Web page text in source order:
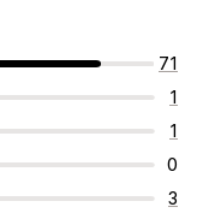
71
1
1
0
3